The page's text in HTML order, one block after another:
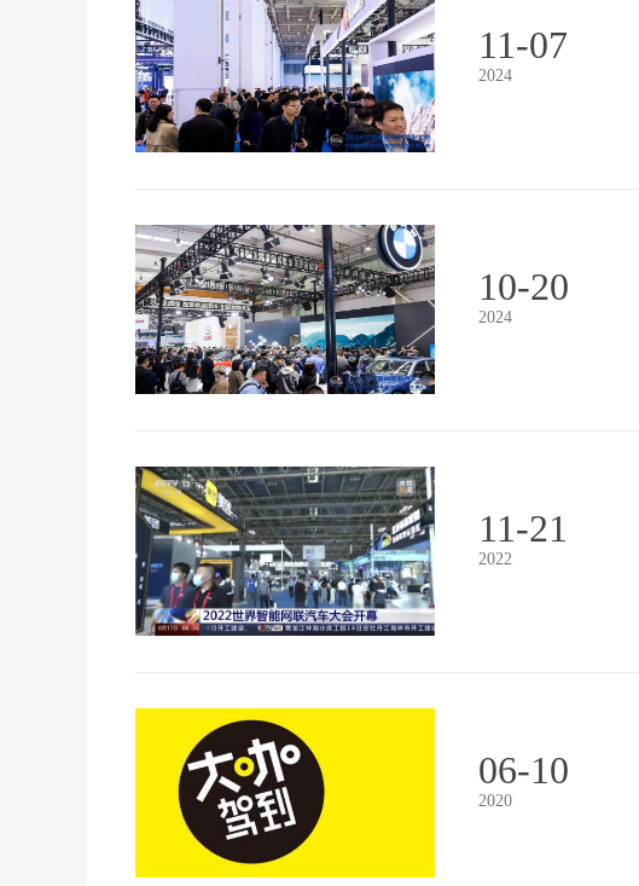
11-07
2024
10-20
2024
11-21
2022
06-10
2020